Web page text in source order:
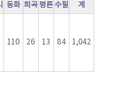
동화 희곡 평론 수필 계
110 26 13 84 1,042